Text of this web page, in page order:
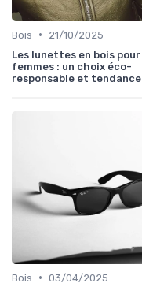
Bois •
21/10/2025
Les lunettes en bois pour
femmes : un choix éco-
responsable et tendance
Bois • 03/04/2025